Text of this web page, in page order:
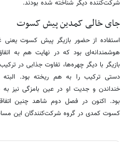
شرکت‌کننده دیگر شناخته شده بودند.
جای خالی کمدین پیش کسوت
استفاده از حضور بازیگر پیش کسوت یعنی
هوشمندانه‌ای بود که در نهایت هم به
بازیگر با دیگر چهره‌ها، تفاوت جذابی در
دستی ترکیب را به هم ریخته بود. البته
خنداندن و جدیت او در عین بامزگی نیز
بود. اکنون در فصل دوم شاهد چنین
کسوت کمدی در گروه شرکت‌کنندگان این